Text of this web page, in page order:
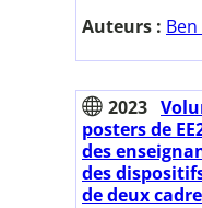
Auteurs :
2023
posters de
des
des
de deux